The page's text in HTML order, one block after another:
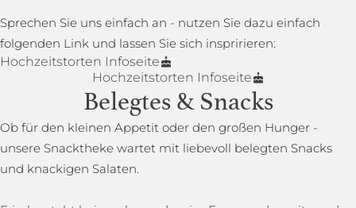
Sprechen Sie uns einfach an - nutzen Sie dazu einfach
folgenden Link und lassen Sie sich inspririeren:
Hochzeitstorten Infoseite
Hochzeitstorten Infoseite
Belegtes & Snacks
Ob für den kleinen Appetit oder den großen Hunger -
unsere Snacktheke wartet mit liebevoll belegten Snacks
und knackigen Salaten.